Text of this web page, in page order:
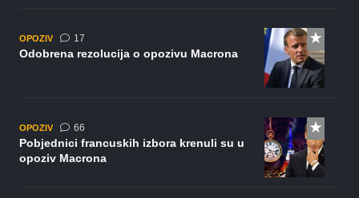
OPOZIV 17komentara
Odobrena rezolucija o opozivu Macrona
OPOZIV 66komentara
Pobjednici francuskih izbora krenuli su u
opoziv Macrona